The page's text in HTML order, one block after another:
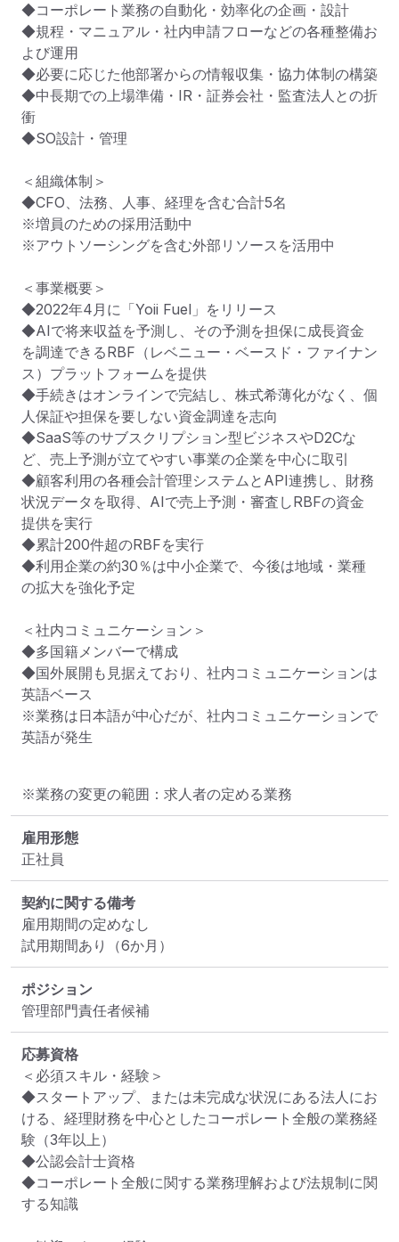
◆コーポレート業務の自動化・効率化の企画・設計
◆規程・マニュアル・社内申請フローなどの各種整備お
よび運用
◆必要に応じた他部署からの情報収集・協力体制の構築
◆中長期での上場準備・IR・証券会社・監査法人との折
衝
◆SO設計・管理
＜組織体制＞
◆CFO、法務、人事、経理を含む合計5名
※増員のための採用活動中
※アウトソーシングを含む外部リソースを活用中
＜事業概要＞
◆2022年4月に「Yoii Fuel」をリリース
◆AIで将来収益を予測し、その予測を担保に成長資金
を調達できるRBF（レベニュー・ベースド・ファイナン
ス）プラットフォームを提供
◆手続きはオンラインで完結し、株式希薄化がなく、個
人保証や担保を要しない資金調達を志向
◆SaaS等のサブスクリプション型ビジネスやD2Cな
ど、売上予測が立てやすい事業の企業を中心に取引
◆顧客利用の各種会計管理システムとAPI連携し、財務
状況データを取得、AIで売上予測・審査しRBFの資金
提供を実行
◆累計200件超のRBFを実行
◆利用企業の約30％は中小企業で、今後は地域・業種
の拡大を強化予定
＜社内コミュニケーション＞
◆多国籍メンバーで構成
◆国外展開も見据えており、社内コミュニケーションは
英語ベース
※業務は日本語が中心だが、社内コミュニケーションで
英語が発生
※業務の変更の範囲：求人者の定める業務
雇用形態
正社員
契約に関する備考
雇用期間の定めなし
試用期間あり（6か月）
ポジション
管理部門責任者候補
応募資格
＜必須スキル・経験＞
◆スタートアップ、または未完成な状況にある法人にお
ける、経理財務を中心としたコーポレート全般の業務経
験（3年以上）
◆公認会計士資格
◆コーポレート全般に関する業務理解および法規制に関
する知識